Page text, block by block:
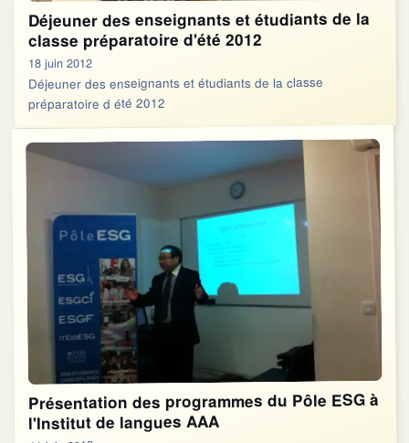
Déjeuner des enseignants et étudiants de la
classe préparatoire d'été 2012
18 juin 2012
Déjeuner des enseignants et étudiants de la classe
préparatoire d été 2012
Présentation des programmes du Pôle ESG à
l'Institut de langues AAA